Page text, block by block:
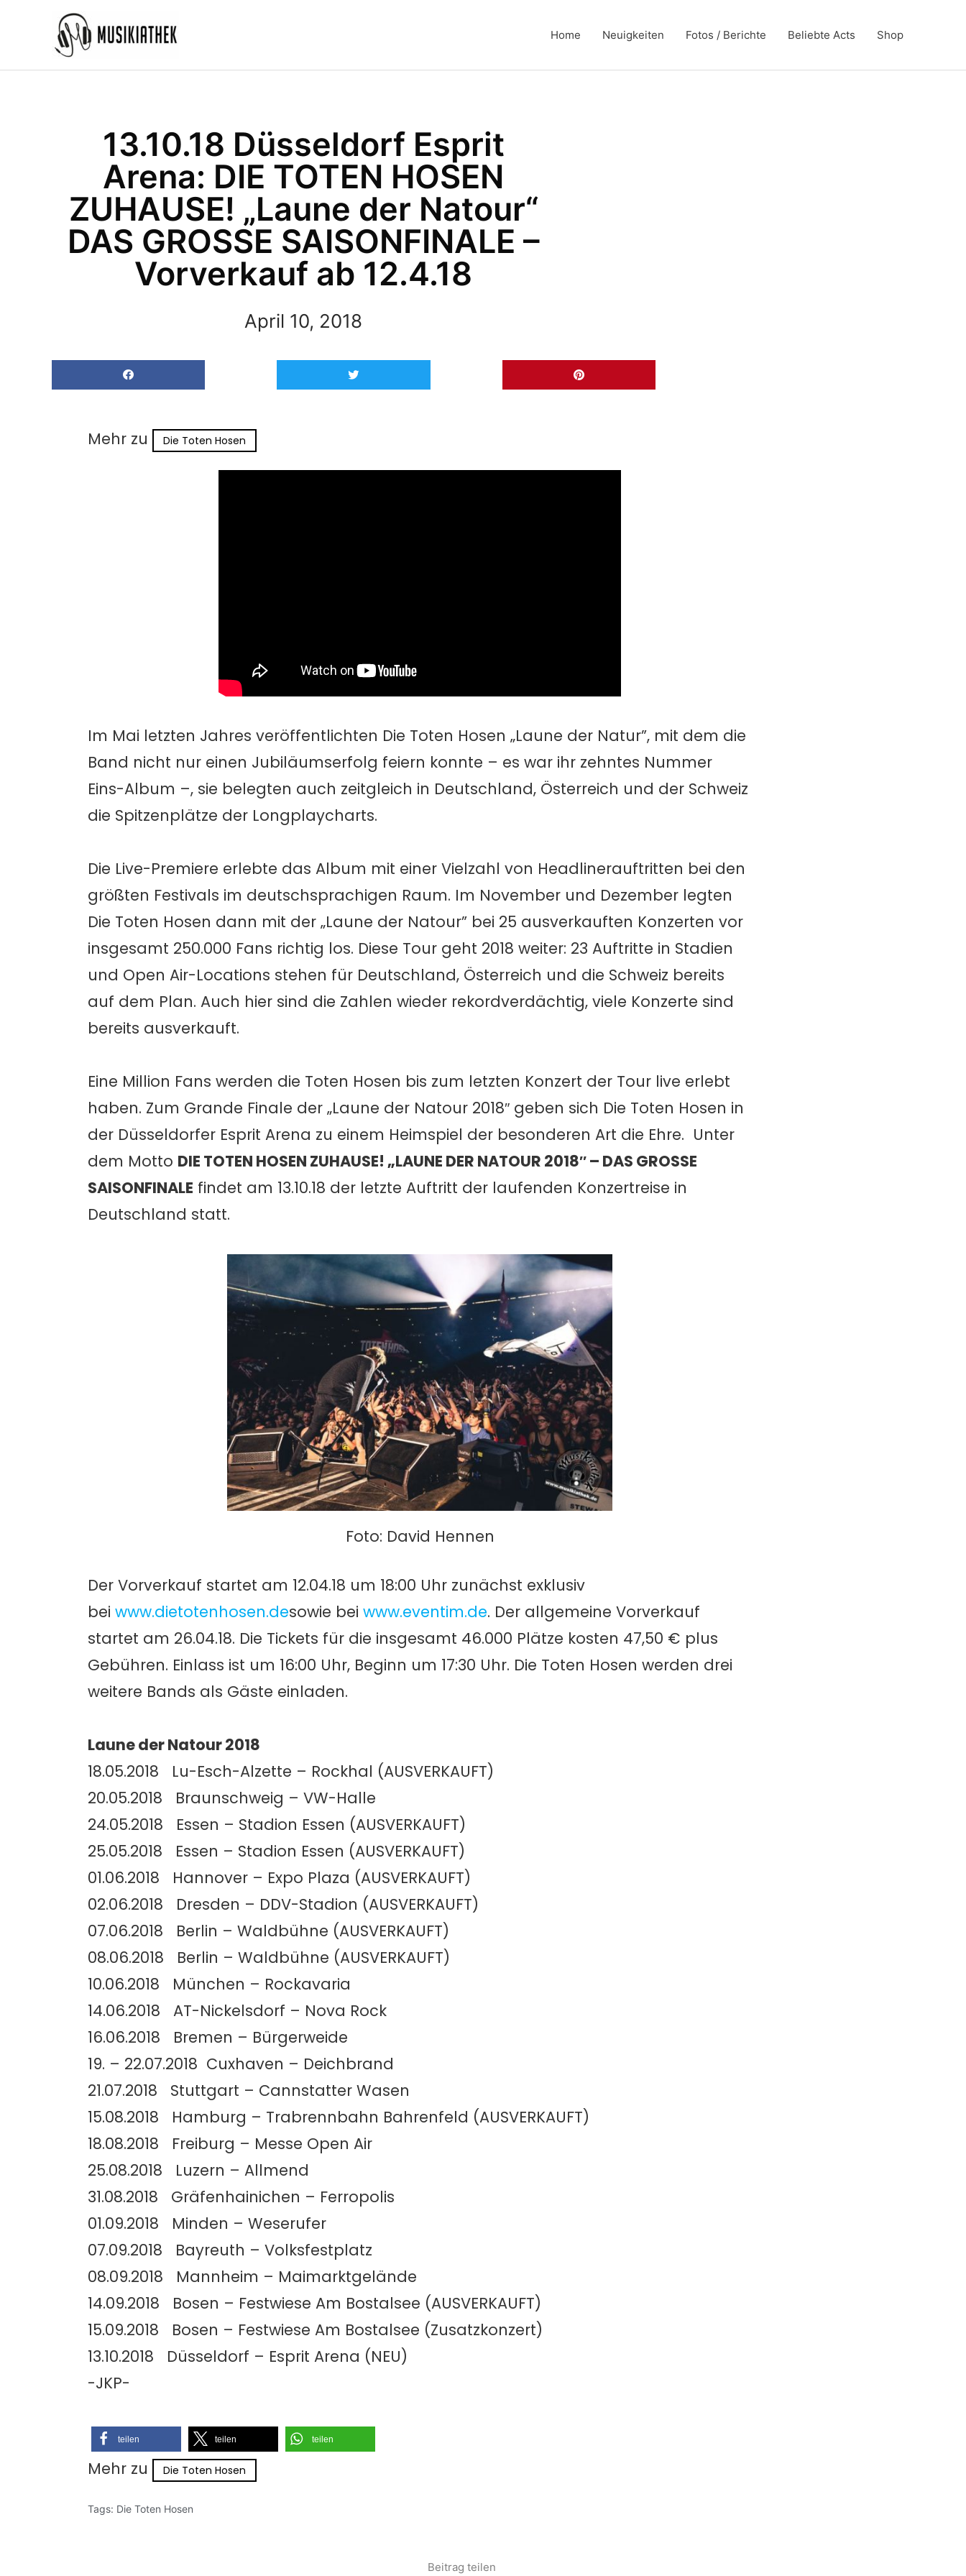
Home Neuigkeiten Fotos / Berichte Beliebte Acts Shop
13.10.18 Düsseldorf Esprit
Arena: DIE TOTEN HOSEN
ZUHAUSE! „Laune der Natour“
DAS GROSSE SAISONFINALE –
Vorverkauf ab 12.4.18
April 10, 2018
Mehr zu Die Toten Hosen
Im Mai letzten Jahres veröffentlichten Die Toten Hosen „Laune der Natur”, mit dem die
Band nicht nur einen Jubiläumserfolg feiern konnte – es war ihr zehntes Nummer
Eins-Album –, sie belegten auch zeitgleich in Deutschland, Österreich und der Schweiz
die Spitzenplätze der Longplaycharts.
Die Live-Premiere erlebte das Album mit einer Vielzahl von Headlinerauftritten bei den
größten Festivals im deutschsprachigen Raum. Im November und Dezember legten
Die Toten Hosen dann mit der „Laune der Natour” bei 25 ausverkauften Konzerten vor
insgesamt 250.000 Fans richtig los. Diese Tour geht 2018 weiter: 23 Auftritte in Stadien
und Open Air-Locations stehen für Deutschland, Österreich und die Schweiz bereits
auf dem Plan. Auch hier sind die Zahlen wieder rekordverdächtig, viele Konzerte sind
bereits ausverkauft.
Eine Million Fans werden die Toten Hosen bis zum letzten Konzert der Tour live erlebt
haben. Zum Grande Finale der „Laune der Natour 2018″ geben sich Die Toten Hosen in
der Düsseldorfer Esprit Arena zu einem Heimspiel der besonderen Art die Ehre. Unter
dem Motto DIE TOTEN HOSEN ZUHAUSE! „LAUNE DER NATOUR 2018″ – DAS GROSSE
SAISONFINALE findet am 13.10.18 der letzte Auftritt der laufenden Konzertreise in
Deutschland statt.
Foto: David Hennen
Der Vorverkauf startet am 12.04.18 um 18:00 Uhr zunächst exklusiv
bei www.dietotenhosen.desowie bei www.eventim.de. Der allgemeine Vorverkauf
startet am 26.04.18. Die Tickets für die insgesamt 46.000 Plätze kosten 47,50 € plus
Gebühren. Einlass ist um 16:00 Uhr, Beginn um 17:30 Uhr. Die Toten Hosen werden drei
weitere Bands als Gäste einladen.
Laune der Natour 2018
18.05.2018 Lu-Esch-Alzette – Rockhal (AUSVERKAUFT)
20.05.2018 Braunschweig – VW-Halle
24.05.2018 Essen – Stadion Essen (AUSVERKAUFT)
25.05.2018 Essen – Stadion Essen (AUSVERKAUFT)
01.06.2018 Hannover – Expo Plaza (AUSVERKAUFT)
02.06.2018 Dresden – DDV-Stadion (AUSVERKAUFT)
07.06.2018 Berlin – Waldbühne (AUSVERKAUFT)
08.06.2018 Berlin – Waldbühne (AUSVERKAUFT)
10.06.2018 München – Rockavaria
14.06.2018 AT-Nickelsdorf – Nova Rock
16.06.2018 Bremen – Bürgerweide
19. – 22.07.2018 Cuxhaven – Deichbrand
21.07.2018 Stuttgart – Cannstatter Wasen
15.08.2018 Hamburg – Trabrennbahn Bahrenfeld (AUSVERKAUFT)
18.08.2018 Freiburg – Messe Open Air
25.08.2018 Luzern – Allmend
31.08.2018 Gräfenhainichen – Ferropolis
01.09.2018 Minden – Weserufer
07.09.2018 Bayreuth – Volksfestplatz
08.09.2018 Mannheim – Maimarktgelände
14.09.2018 Bosen – Festwiese Am Bostalsee (AUSVERKAUFT)
15.09.2018 Bosen – Festwiese Am Bostalsee (Zusatzkonzert)
13.10.2018 Düsseldorf – Esprit Arena (NEU)
-JKP-
teilen teilen teilen
Mehr zu Die Toten Hosen
Tags: Die Toten Hosen
Beitrag teilen